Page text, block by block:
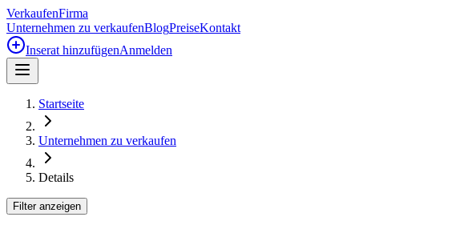
VerkaufenFirma
Unternehmen zu verkaufenBlogPreiseKontakt
Inserat hinzufügenAnmelden
Startseite
Unternehmen zu verkaufen
Details
Filter anzeigen